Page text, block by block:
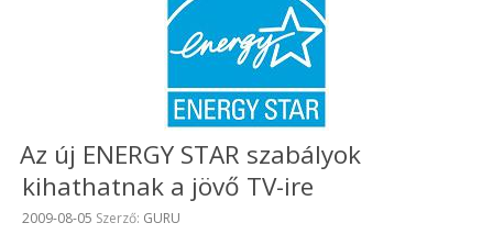
Az új ENERGY STAR szabályok
kihathatnak a jövő TV-ire
Beküldve:
2009-08-05 Szerző: GURU